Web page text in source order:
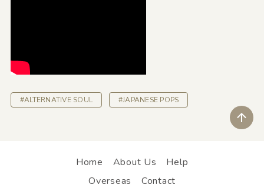
#ALTERNATIVE SOUL #JAPANESE POPS
Home About Us
Help
Overseas
Contact